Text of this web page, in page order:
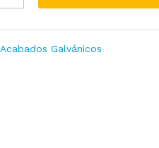
Acabados Galvánicos